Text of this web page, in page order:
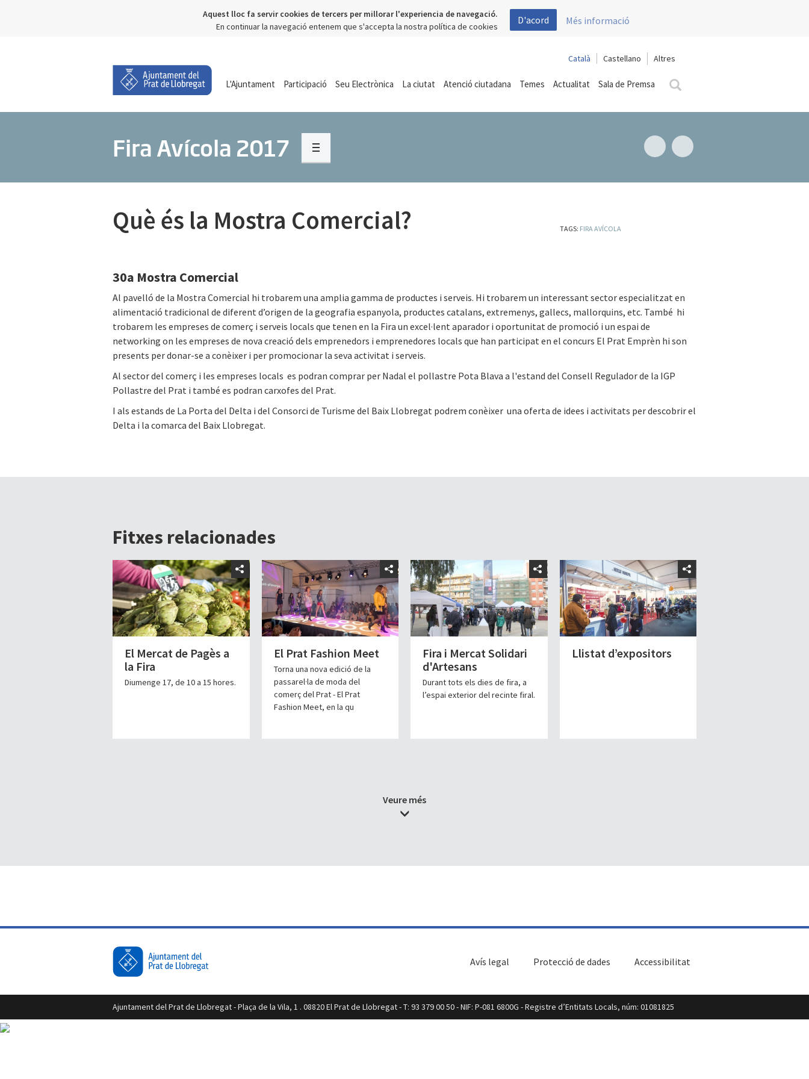
Aquest lloc fa servir cookies de tercers per millorar l'experiencia de navegació.
En continuar la navegació entenem que s'accepta la nostra política de cookies
D'acord Més informació
Català Castellano
L'Ajuntament Participació Seu Electrònica La ciutat Atenció ciutadana Temes Actualitat Sala de Premsa
Fira Avícola 2017
Què és la Mostra Comercial? TAGS: FIRA AVÍCOLA
30a Mostra Comercial
Al pavelló de la Mostra Comercial hi trobarem una amplia gamma de productes i serveis. Hi trobarem un interessant sector especialitzat en
alimentació tradicional de diferent d’origen de la geografia espanyola, productes catalans, extremenys, gallecs, mallorquins, etc. També hi
trobarem les empreses de comerç i serveis locals que tenen en la Fira un excel·lent aparador i oportunitat de promoció i un espai de
networking on les empreses de nova creació dels emprenedors i emprenedores locals que han participat en el concurs El Prat Emprèn hi son
presents per donar-se a conèixer i per promocionar la seva activitat i serveis.
Al sector del comerç i les empreses locals es podran comprar per Nadal el pollastre Pota Blava a l'estand del Consell Regulador de la IGP
Pollastre del Prat i també es podran carxofes del Prat.
I als estands de La Porta del Delta i del Consorci de Turisme del Baix Llobregat podrem conèixer una oferta de idees i activitats per descobrir el
Delta i la comarca del Baix Llobregat.
Fitxes relacionades
El Mercat de Pagès a
la Fira
Diumenge 17, de 10 a 15 hores.
El Prat Fashion Meet
Torna una nova edició de la
passarel·la de moda del
comerç del Prat - El Prat
Fashion Meet, en la qu
Fira i Mercat Solidari
d'Artesans
Durant tots els dies de fira, a
l’espai exterior del recinte firal.
Llistat d’expositors
Veure més
Accessibilitat
Protecció de dades
Avís legal
Ajuntament del Prat de Llobregat - Plaça de la Vila, 1 . 08820 El Prat de Llobregat - T: 93 379 00 50 - NIF: P-081 6800G - Registre d’Entitats Locals, núm: 01081825